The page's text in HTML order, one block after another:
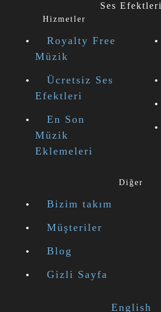
Ses Efektleri
Hizmetler
Royalty Free
Müzik
Ücretsiz Ses
Efektleri
En Son
Müzik
Eklemeleri
Diğer
Bizim takım
Müşteriler
Blog
Gizli Sayfa
English